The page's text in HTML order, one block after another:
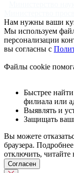
Нам нужны ваши
Мы используем
персонализации
вы согласны с
Файлы cookie
Быстрее
филиала или
Выявлять и
Защищать
Вы можете
браузера.
отключить, читайте
Согласен